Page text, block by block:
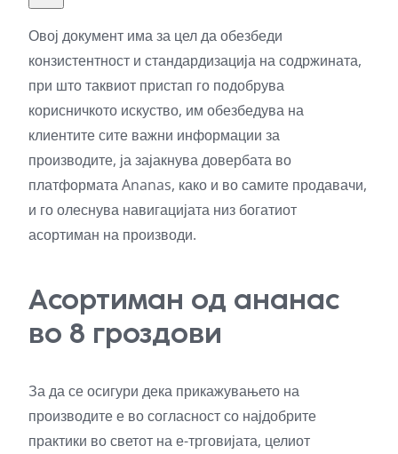
Овој документ има за цел да обезбеди
конзистентност и стандардизација на содржината,
при што таквиот пристап го подобрува
корисничкото искуство, им обезбедува на
клиентите сите важни информации за
производите, ја зајакнува довербата во
платформата Ananas, како и во самите продавачи,
и го олеснува навигацијата низ богатиот
асортиман на производи.
Асортиман од ананас
во 8 гроздови
За да се осигури дека прикажувањето на
производите е во согласност со најдобрите
практики во светот на е-трговијата, целиот